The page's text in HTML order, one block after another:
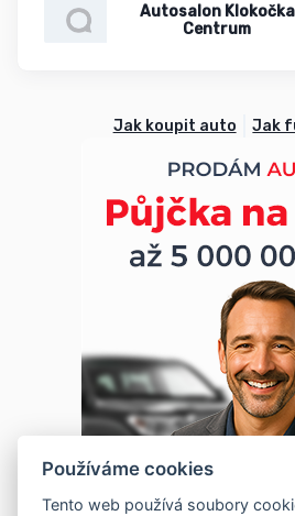
Autosalon Klokočka
Centrum
Jak koupit auto Jak
Používáme cookies
Tento web používá soubory